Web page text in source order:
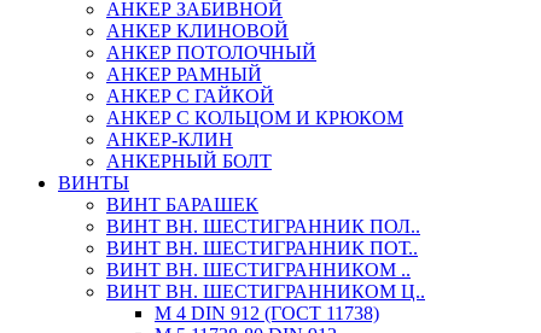
АНКЕР ЗАБИВНОЙ
АНКЕР КЛИНОВОЙ
АНКЕР ПОТОЛОЧНЫЙ
АНКЕР РАМНЫЙ
АНКЕР С ГАЙКОЙ
АНКЕР С КОЛЬЦОМ И КРЮКОМ
АНКЕР-КЛИН
АНКЕРНЫЙ БОЛТ
ВИНТЫ
ВИНТ БАРАШЕК
ВИНТ ВН. ШЕСТИГРАННИК ПОЛ..
ВИНТ ВН. ШЕСТИГРАННИК ПОТ..
ВИНТ ВН. ШЕСТИГРАННИКОМ ..
ВИНТ ВН. ШЕСТИГРАННИКОМ Ц..
М 4 DIN 912 (ГОСТ 11738)